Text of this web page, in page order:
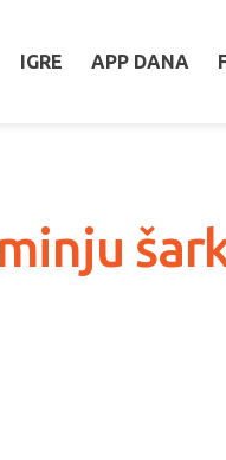
IGRE APP DANA